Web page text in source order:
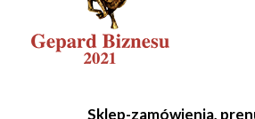
Sklep-zamówienia,